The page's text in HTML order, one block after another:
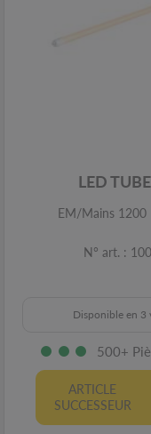
LED
EM/Mains
N° art. :
Disponible en 3
500+
ARTICLE
SUCCESSEUR